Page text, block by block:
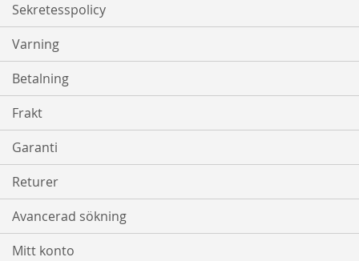
Sekretesspolicy
Varning
Betalning
Frakt
Garanti
Returer
Avancerad sökning
Mitt konto